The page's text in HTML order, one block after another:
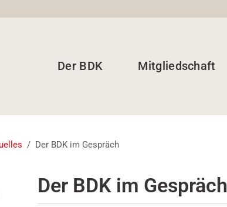
Der BDK Mitgliedschaft
Der BDK im Gespräch
Der BDK im Gespräch